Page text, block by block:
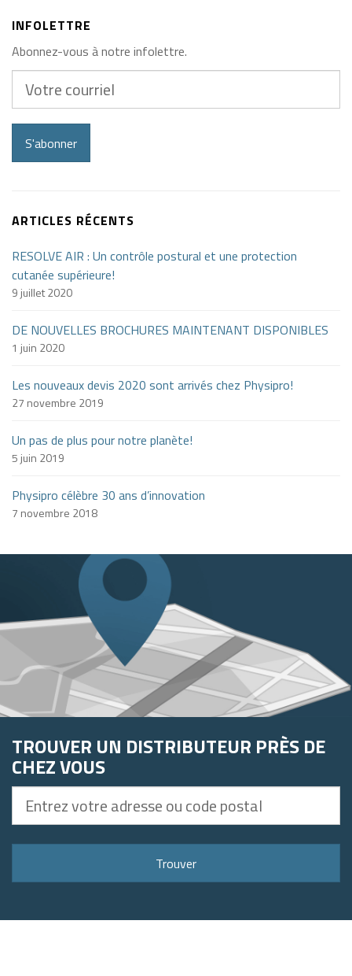
INFOLETTRE
Abonnez-vous à notre infolettre.
courriel
S'abonner
ARTICLES RÉCENTS
RESOLVE AIR : Un contrôle postural et une protection
cutanée supérieure!
9 juillet 2020
DE NOUVELLES BROCHURES MAINTENANT DISPONIBLES
1 juin 2020
Les nouveaux devis 2020 sont arrivés chez Physipro!
27 novembre 2019
Un pas de plus pour notre planète!
5 juin 2019
Physipro célèbre 30 ans d’innovation
7 novembre 2018
TROUVER UN DISTRIBUTEUR PRÈS DE
CHEZ VOUS
votre
Trouver